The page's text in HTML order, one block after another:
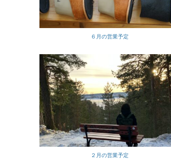
６月の営業予定
２月の営業予定